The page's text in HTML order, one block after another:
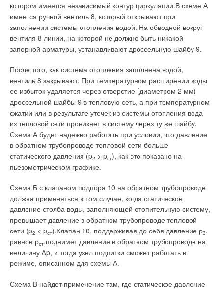
котором имеется независимый контур циркуляции.В схеме А
имеется ручной вентиль 8, который открывают при
заполнении системы отопления водой. На обводной вокруг
вентиля 8 линии, на которой не должно быть никакой
запорной арматуры, устанавливают дроссельную шайбу 9.
После того, как система отопления заполнена водой,
вентиль 8 закрывают. При температурном расширении воды
ее избыток удаляется через отверстие (диаметром 2 мм)
дроссельной шайбы 9 в тепловую сеть, а при температурном
сжатии или в результате утечек из системы отопления вода
из тепловой сети проникнет в систему через ту же шайбу.
Схема А будет надежно работать при условии, что давление
в обратном трубопроводе тепловой сети больше
статического давления (p2 > pст), как это показано на
пьезометрическом графике.
Схема Б с клапаном подпора 10 на обратном трубопроводе
должна применяться в том случае, когда статическое
давление столба воды, заполняющей отопительную систему,
превышает давление в обратном трубопроводе тепловой
сети (p2 < pст).Клапан 10, поддерживая до себя давление р3,
равное рст,поднимет давление в обратном трубопроводе на
величину ∆p, и тогда узел подпитки сможет работать в
режиме, описанном для схемы А.
Схема В найдет применение там, где статическое давление